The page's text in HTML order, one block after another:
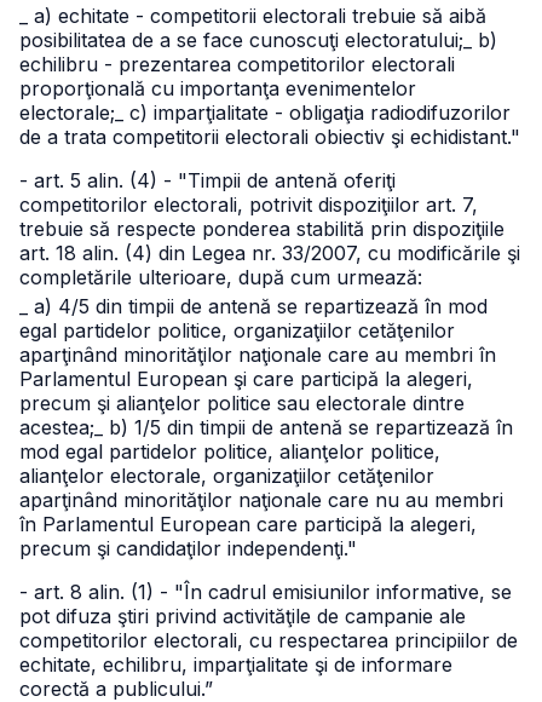
_ a) echitate - competitorii electorali trebuie să aibă
posibilitatea de a se face cunoscuţi electoratului; _ b)
echilibru - prezentarea competitorilor electorali
proporţională cu importanţa evenimentelor
electorale; _ c) imparţialitate - obligaţia radiodifuzorilor
de a trata competitorii electorali obiectiv şi echidistant."
- art. 5 alin. (4) - "Timpii de antenă oferiţi
competitorilor electorali, potrivit dispoziţiilor art. 7,
trebuie să respecte ponderea stabilită prin dispoziţiile
art. 18 alin. (4) din Legea nr. 33/2007, cu modificările şi
completările ulterioare, după cum urmează:
_ a) 4/5 din timpii de antenă se repartizează în mod
egal partidelor politice, organizaţiilor cetăţenilor
aparţinând minorităţilor naţionale care au membri în
Parlamentul European şi care participă la alegeri,
precum şi alianţelor politice sau electorale dintre
acestea; _ b) 1/5 din timpii de antenă se repartizează în
mod egal partidelor politice, alianţelor politice,
alianţelor electorale, organizaţiilor cetăţenilor
aparţinând minorităţilor naţionale care nu au membri
în Parlamentul European care participă la alegeri,
precum şi candidaţilor independenţi."
- art. 8 alin. (1) - "În cadrul emisiunilor informative, se
pot difuza ştiri privind activităţile de campanie ale
competitorilor electorali, cu respectarea principiilor de
echitate, echilibru, imparţialitate şi de informare
corectă a publicului.”